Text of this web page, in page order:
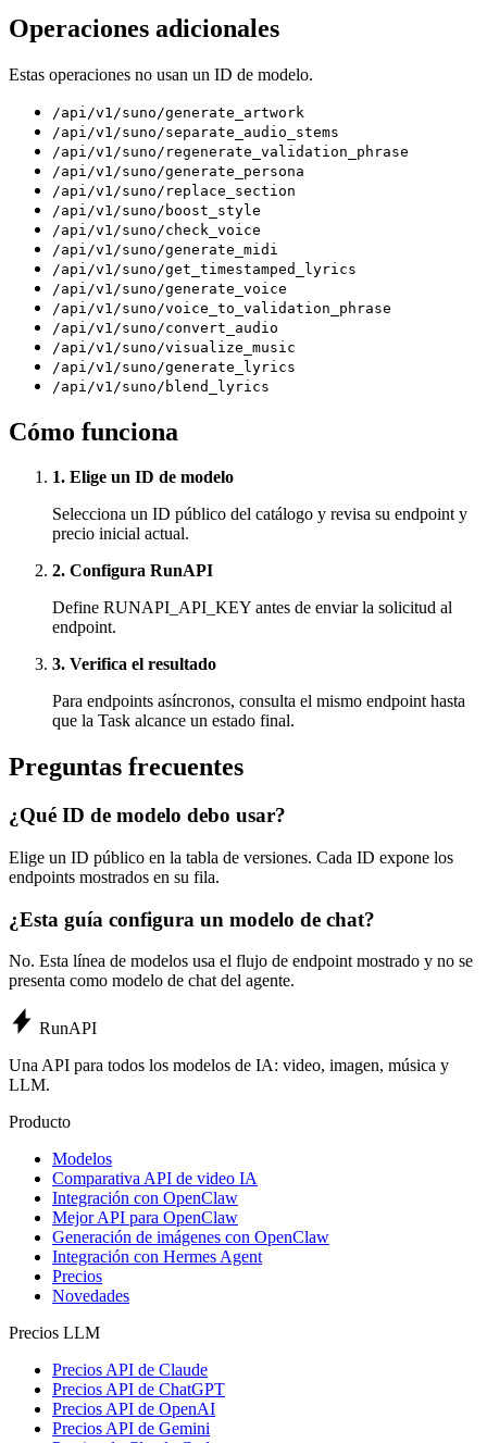
Operaciones adicionales
Estas operaciones no usan un ID de modelo.
/api/v1/suno/generate_artwork
/api/v1/suno/separate_audio_stems
/api/v1/suno/regenerate_validation_phrase
/api/v1/suno/generate_persona
/api/v1/suno/replace_section
/api/v1/suno/boost_style
/api/v1/suno/check_voice
/api/v1/suno/generate_midi
/api/v1/suno/get_timestamped_lyrics
/api/v1/suno/generate_voice
/api/v1/suno/voice_to_validation_phrase
/api/v1/suno/convert_audio
/api/v1/suno/visualize_music
/api/v1/suno/generate_lyrics
/api/v1/suno/blend_lyrics
Cómo funciona
1. Elige un ID de modelo
Selecciona un ID público del catálogo y revisa su endpoint y
precio inicial actual.
2. Configura RunAPI
Define RUNAPI_API_KEY antes de enviar la solicitud al
endpoint.
3. Verifica el resultado
Para endpoints asíncronos, consulta el mismo endpoint hasta
que la Task alcance un estado final.
Preguntas frecuentes
¿Qué ID de modelo debo usar?
Elige un ID público en la tabla de versiones. Cada ID expone los
endpoints mostrados en su fila.
¿Esta guía configura un modelo de chat?
No. Esta línea de modelos usa el flujo de endpoint mostrado y no se
presenta como modelo de chat del agente.
RunAPI
Una API para todos los modelos de IA: video, imagen, música y
LLM.
Producto
Modelos
Comparativa API de video IA
Integración con OpenClaw
Mejor API para OpenClaw
Generación de imágenes con OpenClaw
Integración con Hermes Agent
Precios
Novedades
Precios LLM
Precios API de Claude
Precios API de ChatGPT
Precios API de OpenAI
Precios API de Gemini